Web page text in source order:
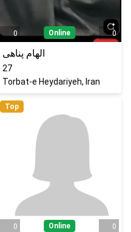
0 Online 0
الهام پناهی
27
Torbat-e Heydariyeh, Iran
Top
0 Online 0